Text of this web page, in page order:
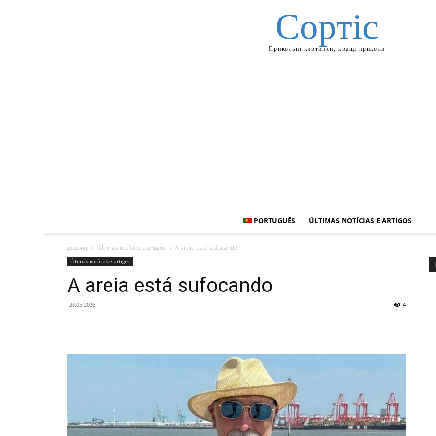
Сортіс
Прикольні картинки, кращі приколи
PORTUGUÊS ÚLTIMAS NOTÍCIAS E ARTIGOS
додому Últimas notícias e artigos A areia está sufocando
Últimas notícias e artigos
A areia está sufocando
28.05.2026 4